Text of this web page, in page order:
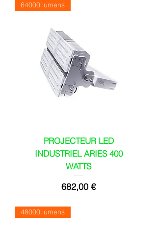
64000 lumens
PROJECTEUR LED
INDUSTRIEL ARIES 400
WATTS
Prix
682,00 €
48000 lumens